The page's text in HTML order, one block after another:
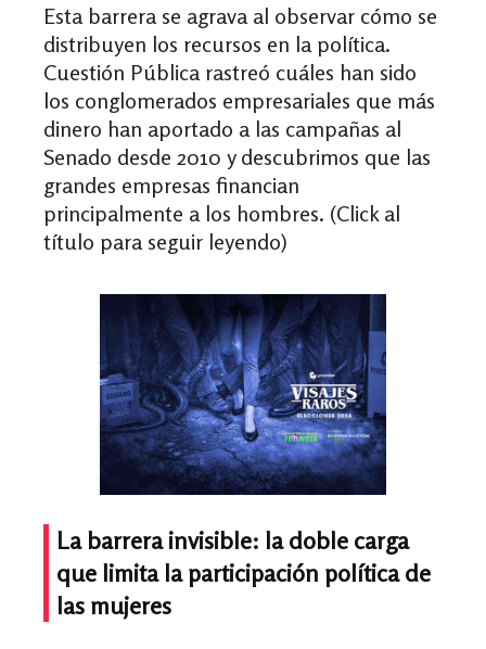
Esta barrera se agrava al observar cómo se
distribuyen los recursos en la política.
Cuestión Pública rastreó cuáles han sido
los conglomerados empresariales que más
dinero han aportado a las campañas al
Senado desde 2010 y descubrimos que las
grandes empresas financian
principalmente a los hombres. (Click al
título para seguir leyendo)
La barrera invisible: la doble carga
que limita la participación política de
las mujeres